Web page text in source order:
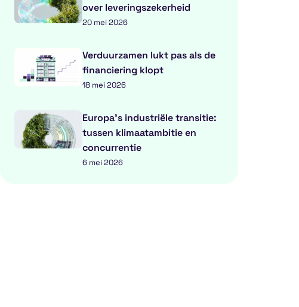
over leveringszekerheid
20 mei 2026
Verduurzamen lukt pas als de
financiering klopt
18 mei 2026
Europa’s industriële transitie:
tussen klimaatambitie en
concurrentie
6 mei 2026